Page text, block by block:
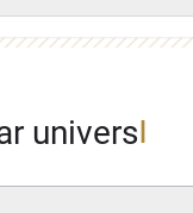
univers